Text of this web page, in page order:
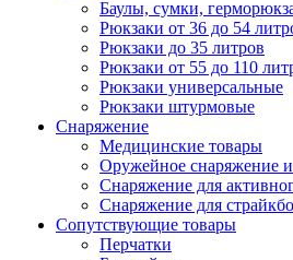
Баулы, сумки,
Рюкзаки от 36 до 54
Рюкзаки до 35 литров
Рюкзаки от 55 до 110
Рюкзаки универсальные
Рюкзаки штурмовые
Снаряжение
Медицинские товары
Оружейное снаряжение
Снаряжение для
Снаряжение для
Сопутствующие товары
Перчатки